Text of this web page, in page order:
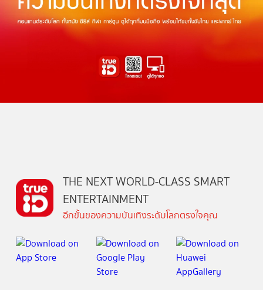
THE NEXT WORLD-CLASS SMART
ENTERTAINMENT
อีกขั้นของความบันเทิงระดับโลกตรงใจคุณ